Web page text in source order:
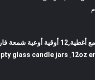
12oz
,
glass candle jars